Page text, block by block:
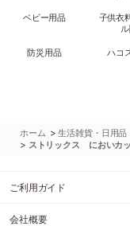
ベビー用品
子供衣
防災用品 ハコ
ホーム >生活雑貨・日用品
> ストリックス においカ
ご利用ガイド
会社概要